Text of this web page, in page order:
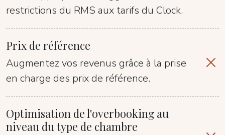
restrictions du RMS aux tarifs du Clock.
Prix de référence
Augmentez vos revenus grâce à la prise
en charge des prix de référence.
Optimisation de l'overbooking au
niveau du type de chambre